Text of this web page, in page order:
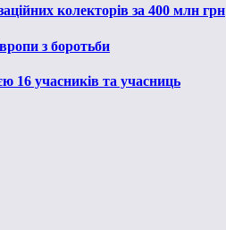
колекторів за 400 млн грн
з боротьби
16 учасників та учасниць